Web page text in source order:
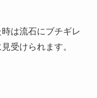
は流石にブチギレ
受けられます。